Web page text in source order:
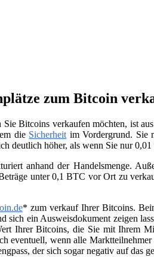
zum Bitcoin
Sie Bitcoins verkaufen möchten, ist
die Sicherheit im Vordergrund. Sie
deutlich höher, als wenn Sie nur
anhand der Handelsmenge.
unter 0,1 BTC vor Ort zu
* zum verkauf Ihrer Bitcoins.
ein Ausweisdokument zeigen
Ihrer Bitcoins, die Sie mit Ihrem
eventuell, wenn alle
der sich sogar negativ auf